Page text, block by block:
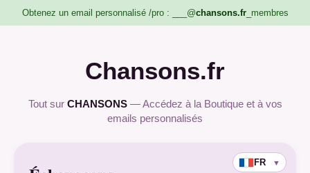
Obtenez un email personnalisé /pro : ___@chansons.fr_membres
Chansons.fr
Tout sur CHANSONS— Accédez à la Boutique et à vos
emails personnalisés
FR ▼